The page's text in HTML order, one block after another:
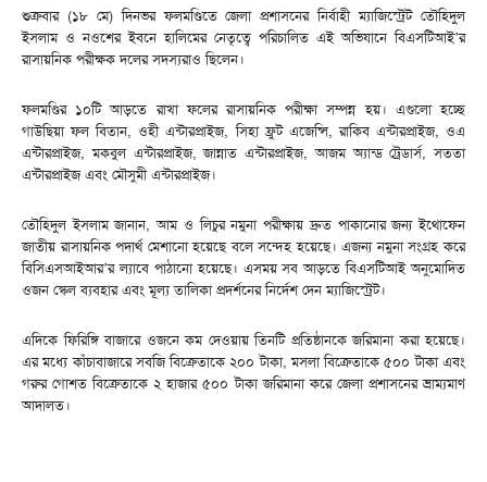
শুক্রবার (১৮ মে) দিনভর ফলমণ্ডিতে জেলা প্রশাসনের নির্বাহী ম্যাজিস্ট্রেট তৌহিদুল
ইসলাম ও নওশের ইবনে হালিমের নেতৃত্বে পরিচালিত এই অভিযানে বিএসটিআই’র
রাসায়নিক পরীক্ষক দলের সদস্যরাও ছিলেন।
ফলমণ্ডির ১০টি আড়তে রাখা ফলের রাসায়নিক পরীক্ষা সম্পন্ন হয়। এগুলো হচ্ছে
গাউছিয়া ফল বিতান, ওহী এন্টারপ্রাইজ, সিহা ফ্রুট এজেন্সি, রাকিব এন্টারপ্রাইজ, ওএ
এন্টারপ্রাইজ, মকবুল এন্টারপ্রাইজ, জান্নাত এন্টারপ্রাইজ, আজম অ্যান্ড ট্রেডার্স, সততা
এন্টারপ্রাইজ এবং মৌসুমী এন্টারপ্রাইজ।
তৌহিদুল ইসলাম জানান, আম ও লিচুর নমুনা পরীক্ষায় দ্রুত পাকানোর জন্য ইথোফেন
জাতীয় রাসায়নিক পদার্থ মেশানো হয়েছে বলে সন্দেহ হয়েছে। এজন্য নমুনা সংগ্রহ করে
বিসিএসআইআর’র ল্যাবে পাঠানো হয়েছে। এসময় সব আড়তে বিএসটিআই অনুমোদিত
ওজন স্কেল ব্যবহার এবং মূল্য তালিকা প্রদর্শনের নির্দেশ দেন ম্যাজিস্ট্রেট।
এদিকে ফিরিঙ্গি বাজারে ওজনে কম দেওয়ায় তিনটি প্রতিষ্ঠানকে জরিমানা করা হয়েছে।
এর মধ্যে কাঁচাবাজারে সবজি বিক্রেতাকে ২০০ টাকা, মসলা বিক্রেতাকে ৫০০ টাকা এবং
গরুর গোশত বিক্রেতাকে ২ হাজার ৫০০ টাকা জরিমানা করে জেলা প্রশাসনের ভ্রাম্যমাণ
আদালত।